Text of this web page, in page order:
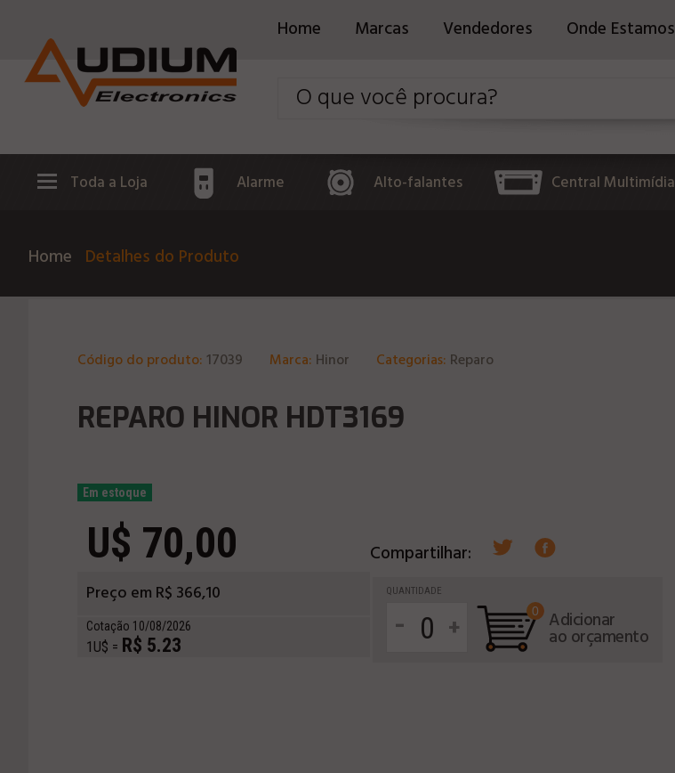
Home Marcas Vendedores Onde Estamos
Toda a Loja Alarme Alto-falantes Central Multimídia
Home Detalhes do Produto
Código do produto: 17039 Marca: Hinor Categorias: Reparo
REPARO HINOR HDT3169
Em estoque
U$ 70,00
Preço em R$ 366,10
Cotação 10/08/2026
1U$ = R$ 5.23
Compartilhar:
QUANTIDADE
- +
0 Adicionar
ao orçamento